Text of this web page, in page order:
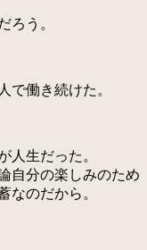
ろう。
働き続けた。
生だった。
自分の楽しみのため
なのだから。